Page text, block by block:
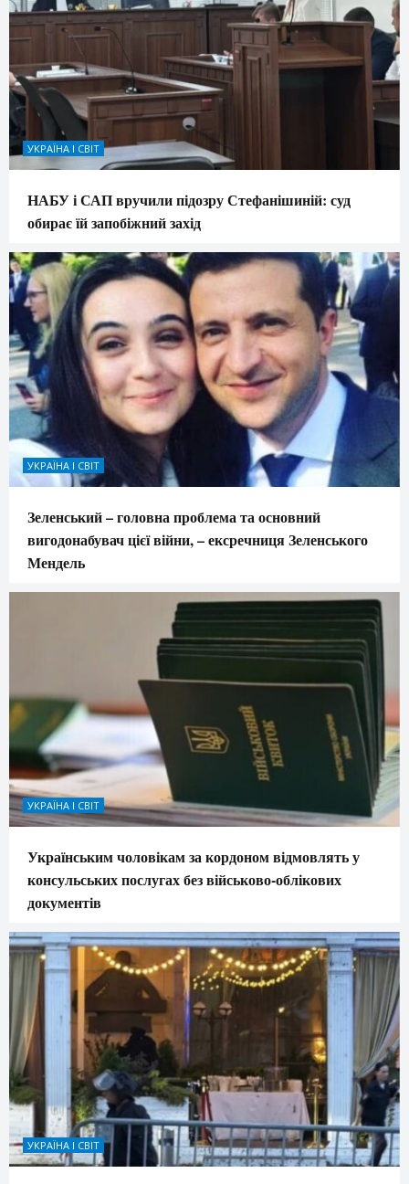
УКРАЇНА І СВІТ
НАБУ і САП вручили підозру Стефанішиній: суд
обирає їй запобіжний захід
УКРАЇНА І СВІТ
Зеленський – головна проблема та основний
вигодонабувач цієї війни, – ексречниця Зеленського
Мендель
УКРАЇНА І СВІТ
Українським чоловікам за кордоном відмовлять у
консульських послугах без військово-облікових
документів
УКРАЇНА І СВІТ